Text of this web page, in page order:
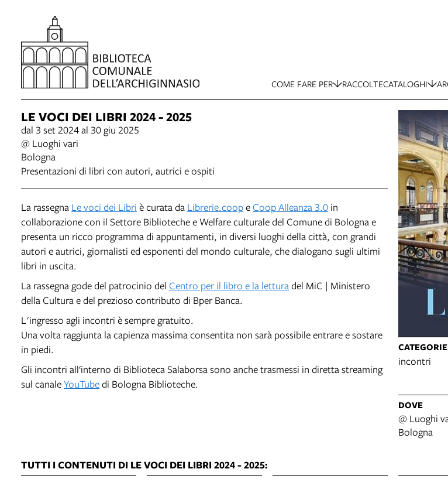
COME FARE PER RACCOLTECATALOGHI
LE VOCI DEI LIBRI 2024 - 2025
dal 3 set 2024 al 30 giu 2025
@ Luoghi vari
Bologna
Presentazioni di libri con autori, autrici e ospiti
La rassegna Le voci dei Libri è curata da Librerie.coopeCoop Alleanza 3.0 in
collaborazione con il Settore Biblioteche e Welfare culturale del Comune di Bologna e
presenta un ricco programma di appuntamenti, in diversi luoghi della città, con grandi
autori e autrici, giornalisti ed esponenti del mondo culturale, che dialogano sugli ultimi
libri in uscita.
La rassegna gode del patrocinio del Centro per il libro e la letturadel MiC | Ministero
della Cultura e del prezioso contributo di Bper Banca.
L'ingresso agli incontri è sempre gratuito.
Una volta raggiunta la capienza massima consentita non sarà possibile entrare e sostare
in piedi.
Gli incontri all‘interno di Biblioteca Salaborsa sono anche trasmessi in diretta streaming
sul canaleYouTubedi Bologna Biblioteche.
CATEGORIE
incontri
DOVE
@ Luoghi
Bologna
TUTTI I CONTENUTI DI LE VOCI DEI LIBRI 2024 - 2025: